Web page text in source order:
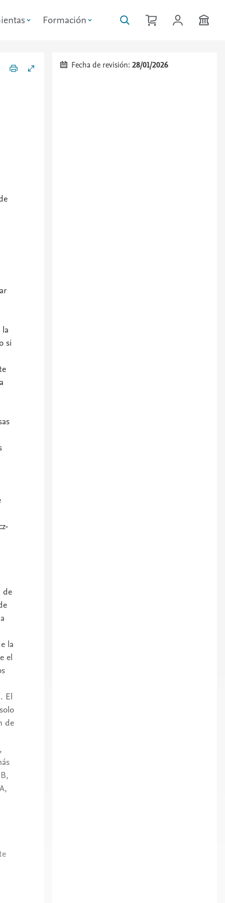
Formación
si
de
la
el
El
de
Fecha de revisión:28/01/2026